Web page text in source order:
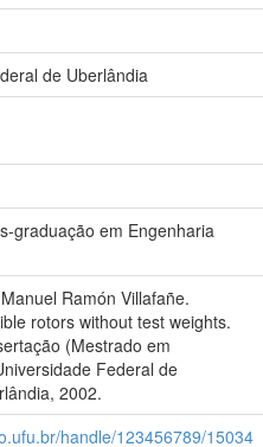
de Uberlândia
graduação em Engenharia
Ramón Villafañe.
rotors without test weights.
(Mestrado em
Federal de
2002.
handle/123456789/15034